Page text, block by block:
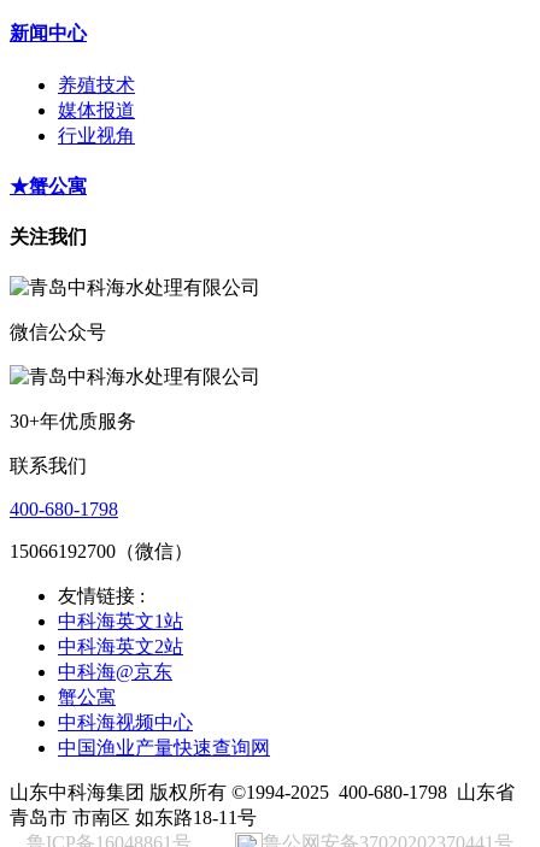
新闻中心
养殖技术
媒体报道
行业视角
★蟹公寓
关注我们
微信公众号
30+年优质服务
联系我们
400-680-1798
15066192700（微信）
友情链接 :
中科海英文1站
中科海英文2站
中科海@京东
蟹公寓
中科海视频中心
中国渔业产量快速查询网
山东中科海集团 版权所有 ©1994-2025 400-680-1798 山东省
青岛市 市南区 如东路18-11号